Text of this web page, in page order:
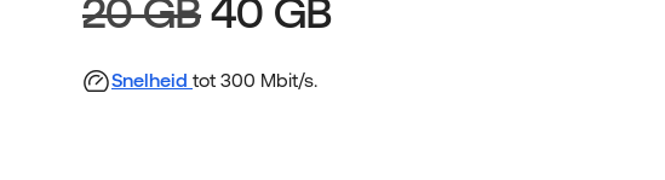
20 GB40 GB
Snelheid tot 300 Mbit/s.